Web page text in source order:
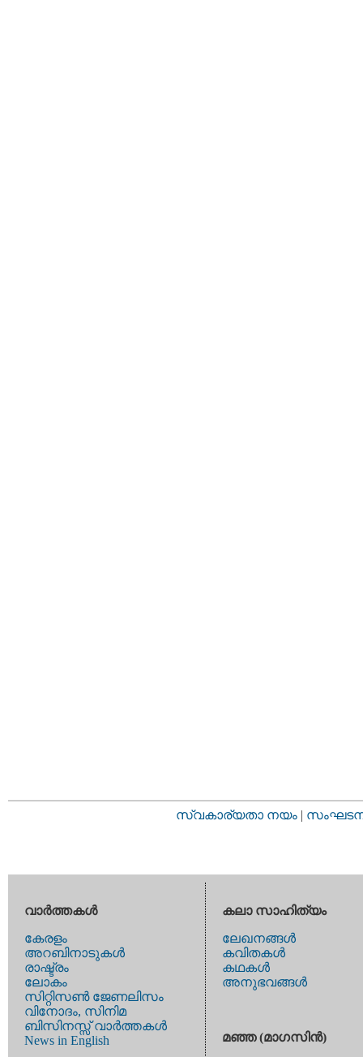
സ്വകാര്യതാ നയം |
വാര്‍ത്തകള്‍
കേരളം
അറബിനാടുകള്‍
രാഷ്ട്രം
ലോകം
സിറ്റിസണ്‍ ജേണലിസം
വിനോദം, സിനിമ
ബിസിനസ്സ് വാര്‍ത്തകള്‍
News in English
കലാ സാഹിത്യം
ലേഖനങ്ങള്‍
കവിതകള്‍
കഥകള്‍
അനുഭവങ്ങള്‍
മഞ്ഞ (മാഗസിന്‍)